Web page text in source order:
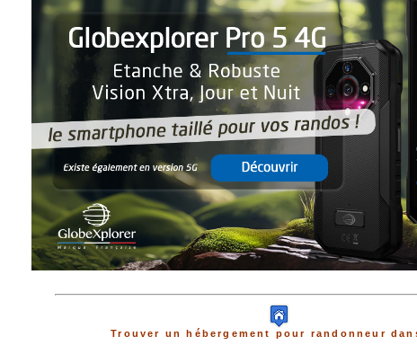
Trouver un hébergement pour randonneur